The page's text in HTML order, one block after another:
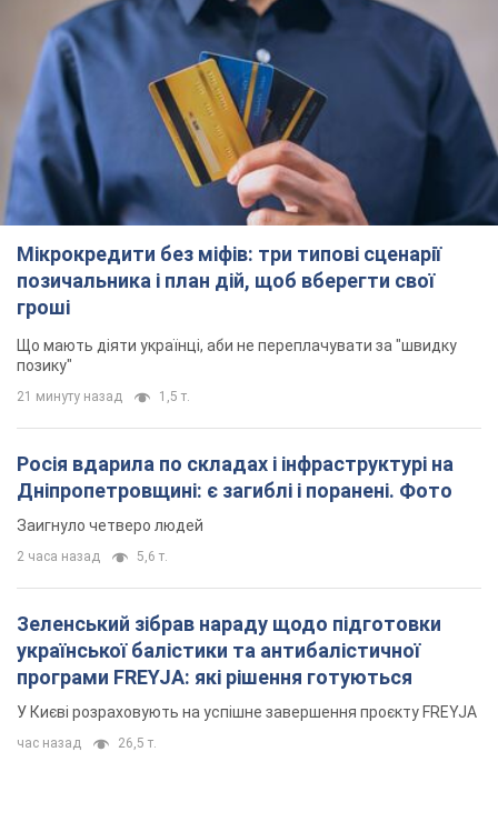
Мікрокредити без міфів: три типові сценарії
позичальника і план дій, щоб вберегти свої
гроші
Що мають діяти українці, аби не переплачувати за "швидку
позику"
21 минуту назад 1,5 т.
Росія вдарила по складах і інфраструктурі на
Дніпропетровщині: є загиблі і поранені. Фото
Заигнуло четверо людей
2 часа назад
Зеленський зібрав нараду щодо підготовки
української балістики та антибалістичної
програми FREYJA: які рішення готуються
У Києві розраховують на успішне завершення проєкту FREYJA
час назад 26,5 т.